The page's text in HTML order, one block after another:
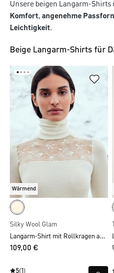
Unsere beigen Langarm-Shirts
Komfort, angenehme
Leichtigkeit.
Beige Langarm-Shirts für
Wärmend
Silky Wool Glam
Langarm-Shirt mit Rollkragen aus Wolle-Seide
109,00 €
5(1)